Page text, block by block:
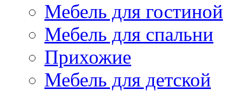
Мебель для гостиной
Мебель для спальни
Прихожие
Мебель для детской